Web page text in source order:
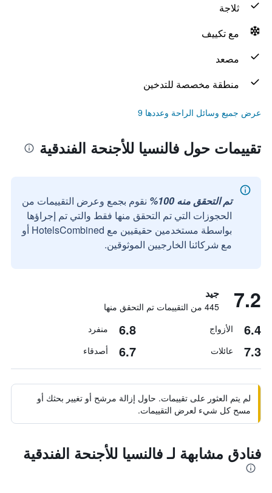
ثلاجة
مع تكييف
مصعد
منطقة مخصصة للتدخين
عرض جميع وسائل الراحة وعددها 9
تقييمات حول فالنسيا للأجنحة الفندقية
تم التحقق منه 100%
نقوم بجمع وعرض التقييمات من
الحجوزات التي تم التحقق منها فقط والتي تم إجراؤها
بواسطة مستخدمين حقيقيين مع HotelsCombined أو
مع شركائنا الخارجيين الموثوقين.
7.2 جيد
445 من التقييمات تم التحقق منها
6.4 الأزواج 6.8 منفرد
7.3 عائلات 6.7 أصدقاء
لم يتم العثور على تقييمات. حاول إزالة مرشح أو تغيير بحثك أو
مسح كل شيء لعرض التقييمات.
فنادق مشابهة لـ فالنسيا للأجنحة الفندقية